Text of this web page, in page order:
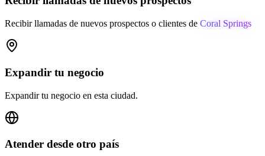
Recibir llamadas de nuevos prospectos o clientes de Coral Springs
Expandir tu negocio
Expandir tu negocio en esta ciudad.
Atender desde otro país